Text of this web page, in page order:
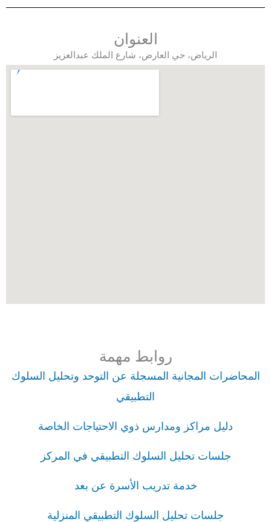
العنوان
الرياض، حي العارض، شارع الملك عبدالعزيز
روابط مهمة
المحاضرات المجانية المسجلة عن التوحد وتحليل السلوك
التطبيقي
دليل مراكز ومدارس ذوي الاحتياجات الخاصة
جلسات تحليل السلوك التطبيقي في المركز
خدمة تدريب الأسرة عن بعد
جلسات تحليل السلوك التطبيقي المنزلية